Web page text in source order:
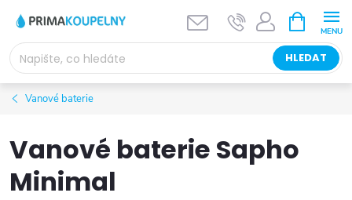
obsah
HLEDAT
NÁKUPNÍ
KOŠÍK
Vanové baterie
Vanové baterie Sapho
Minimal